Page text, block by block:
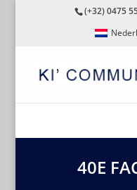
(+32) 0475
40E